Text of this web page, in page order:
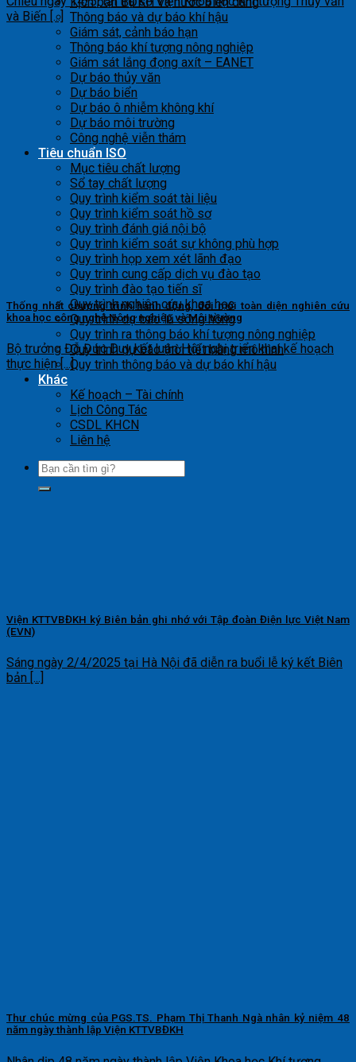
Thông báo và dự báo khí hậu
Giám sát, cảnh báo hạn
Thông báo khí tượng nông nghiệp
Giám sát lắng đọng axít – EANET
Dự báo thủy văn
Dự báo biển
Dự báo ô nhiễm không khí
Dự báo môi trường
Công nghệ viễn thám
Tiêu chuẩn ISO
Mục tiêu chất lượng
Sổ tay chất lượng
Quy trình kiểm soát tài liệu
Quy trình kiểm soát hồ sơ
Quy trình đánh giá nội bộ
Quy trình kiểm soát sự không phù hợp
Quy trình họp xem xét lãnh đạo
Quy trình cung cấp dịch vụ đào tạo
Quy trình đào tạo tiến sĩ
Quy trình nghiên cứu khoa học
Quy trình dự báo lũ sông hồng
Quy trình ra thông báo khí tượng nông nghiệp
Quy trình dự báo thời tiết bằng mô hình
Quy trình thông báo và dự báo khí hậu
Khác
Kế hoạch – Tài chính
Lịch Công Tác
CSDL KHCN
Liên hệ
và Biến [...]
Thống nhất chương trình hành động, đổi mới toàn diện nghiên cứu
khoa học công nghệ Nông nghiệp và Môi trường
Bộ trưởng Đỗ Đức Duy kết luận Hội nghị triển khai kế hoạch
thực hiện [...]
Viện KTTVBĐKH ký Biên bản ghi nhớ với Tập đoàn Điện lực Việt Nam
(EVN)
Sáng ngày 2/4/2025 tại Hà Nội đã diễn ra buổi lễ ký kết Biên
bản [...]
Thư chúc mừng của PGS.TS. Phạm Thị Thanh Ngà nhân kỷ niệm 48
năm ngày thành lập Viện KTTVBĐKH